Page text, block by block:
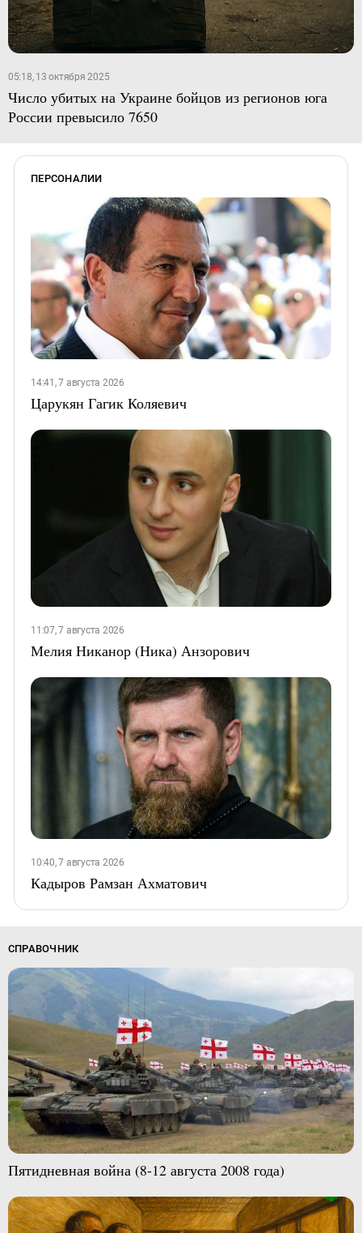
05:18, 13 октября 2025
Число убитых на Украине бойцов из регионов юга
России превысило 7650
ПЕРСОНАЛИИ
14:41, 7 августа 2026
Царукян Гагик Коляевич
11:07, 7 августа 2026
Мелия Никанор (Ника) Анзорович
10:40, 7 августа 2026
Кадыров Рамзан Ахматович
СПРАВОЧНИК
Пятидневная война (8-12 августа 2008 года)